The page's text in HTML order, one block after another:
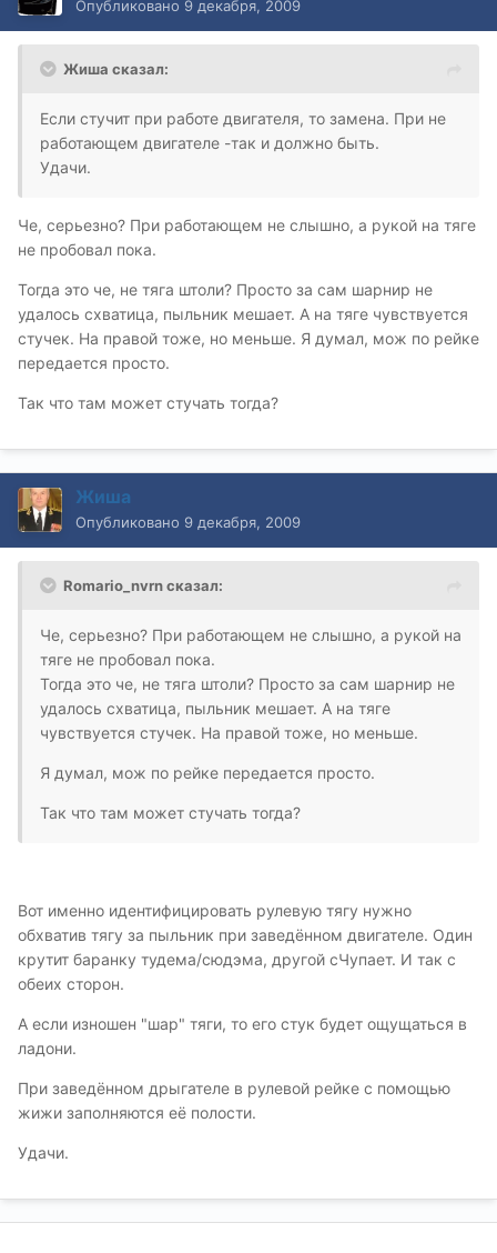
Опубликовано 9 декабря, 2009
Жиша сказал:
Если стучит при работе двигателя, то замена. При не
работающем двигателе -так и должно быть.
Удачи.
Че, серьезно? При работающем не слышно, а рукой на тяге
не пробовал пока.
Тогда это че, не тяга штоли? Просто за сам шарнир не
удалось схватица, пыльник мешает. А на тяге чувствуется
стучек. На правой тоже, но меньше. Я думал, мож по рейке
передается просто.
Так что там может стучать тогда?
Жиша
Опубликовано 9 декабря, 2009
Romario_nvrn сказал:
Че, серьезно? При работающем не слышно, а рукой на
тяге не пробовал пока.
Тогда это че, не тяга штоли? Просто за сам шарнир не
удалось схватица, пыльник мешает. А на тяге
чувствуется стучек. На правой тоже, но меньше.
Я думал, мож по рейке передается просто.
Так что там может стучать тогда?
Вот именно идентифицировать рулевую тягу нужно
обхватив тягу за пыльник при заведённом двигателе. Один
крутит баранку тудема/сюдэма, другой сЧупает. И так с
обеих сторон.
А если изношен "шар" тяги, то его стук будет ощущаться в
ладони.
При заведённом дрыгателе в рулевой рейке с помощью
жижи заполняются её полости.
Удачи.